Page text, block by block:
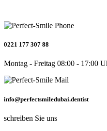
0221 177 307 88
Montag - Freitag 08:00 - 17:00
info@perfectsmiledubai.dentist
schreiben Sie uns